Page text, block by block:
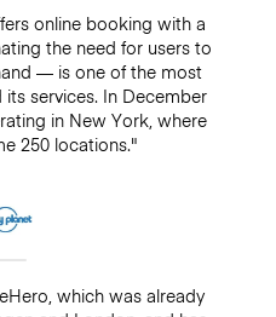
online booking with a
the need for users to
— is one of the most
services. In December
in New York, where
250 locations."
which was already